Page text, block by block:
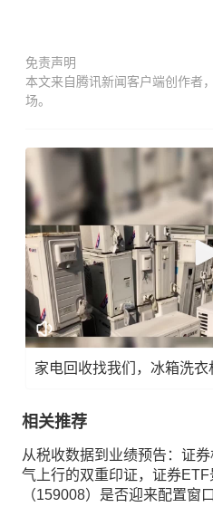
免责声明
本文来自腾讯新闻客户端创作者
场。
家电回收找我们，冰箱洗
相关推荐
从税收数据到业绩预告：证
气上行的双重印证，证券ETF
（159008）是否迎来配置窗口